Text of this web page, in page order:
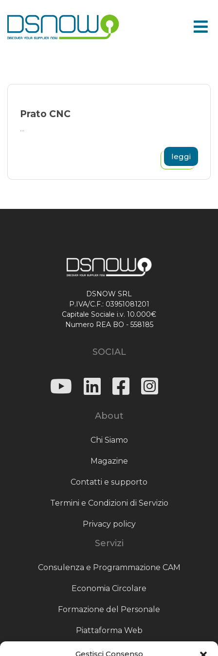
Gestisci Consenso
to
content
Prato CNC
...
leggi
DSNOW SRL
P.IVA/C.F.: 03951081201
Capitale Sociale i.v. 10.000€
Numero REA BO - 558185
SOCIAL
About
Chi Siamo
Magazine
Contatti e supporto
Termini e Condizioni di Servizio
Privacy policy
Servizi
Consulenza e Programmazione CAM
Economia Circolare
Formazione del Personale
Piattaforma Web
Scouting fornitori